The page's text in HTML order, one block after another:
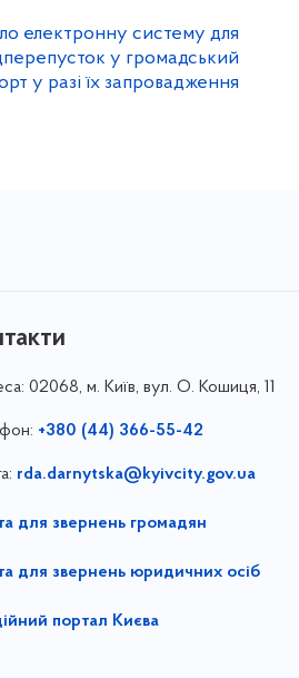
електронну систему для
у громадський
у разі їх запровадження
02068, м. Київ, вул. О. Кошиця, 11
+380 (44) 366-55-42
rda.darnytska@kyivcity.gov.ua
для звернень громадян
для звернень юридичних осіб
портал Києва